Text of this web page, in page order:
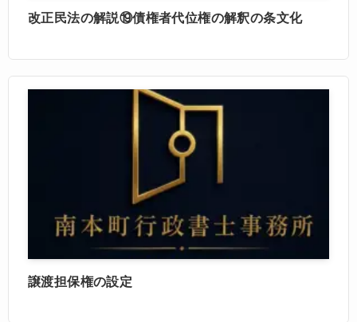
改正民法の解説⑲債権者代位権の解釈の条文化
譲渡担保権の設定